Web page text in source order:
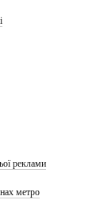
реклами
метро